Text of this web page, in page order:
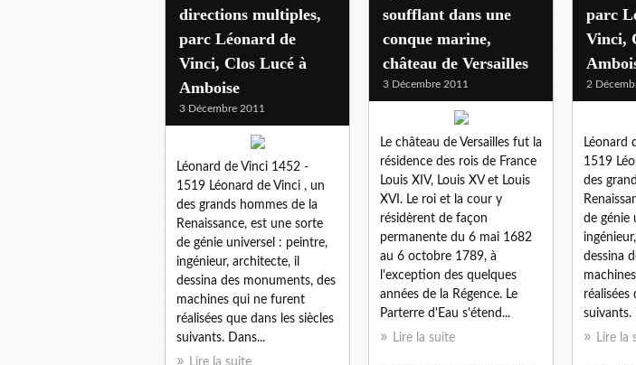
directions multiples,
parc Léonard de
Vinci, Clos Lucé à
Amboise
3 Décembre 2011
Léonard de Vinci 1452 -
1519 Léonard de Vinci , un
des grands hommes de la
Renaissance, est une sorte
de génie universel : peintre,
ingénieur, architecte, il
dessina des monuments, des
machines qui ne furent
réalisées que dans les siècles
suivants. Dans...
Lire la suite
soufflant dans une
conque marine,
château de Versailles
3 Décembre 2011
Le château de Versailles fut la
résidence des rois de France
Louis XIV, Louis XV et Louis
XVI. Le roi et la cour y
résidèrent de façon
permanente du 6 mai 1682
au 6 octobre 1789, à
l'exception des quelques
années de la Régence. Le
Parterre d'Eau s'étend...
Lire la suite
parc
Vinci,
2
Léonard
1519
des
de génie
dessina
réalisées
suivants.
Lire la